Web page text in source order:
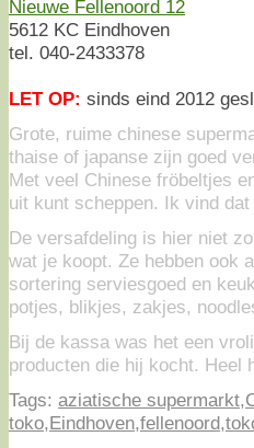
Nieuwe Fellenoord 12
5612 KC Eindhoven
tel. 040-2433378
LET OP: sinds eind 2012
Grote, ruime chinese
thaise of japanse zijn goed
Met veel Chinese fröbeltjes
uit kunt scheppen. Ik vind
De versafdeling is hier niet
wat je koopt. Ze hebben ook
sortering serviesgoed en
potjes, blikjes, zakjes,
Bij de kassa was het een
producten die hij kocht. Heel
Tags: aziatische supermarkt,
toko,Eindhoven,fellenoord,